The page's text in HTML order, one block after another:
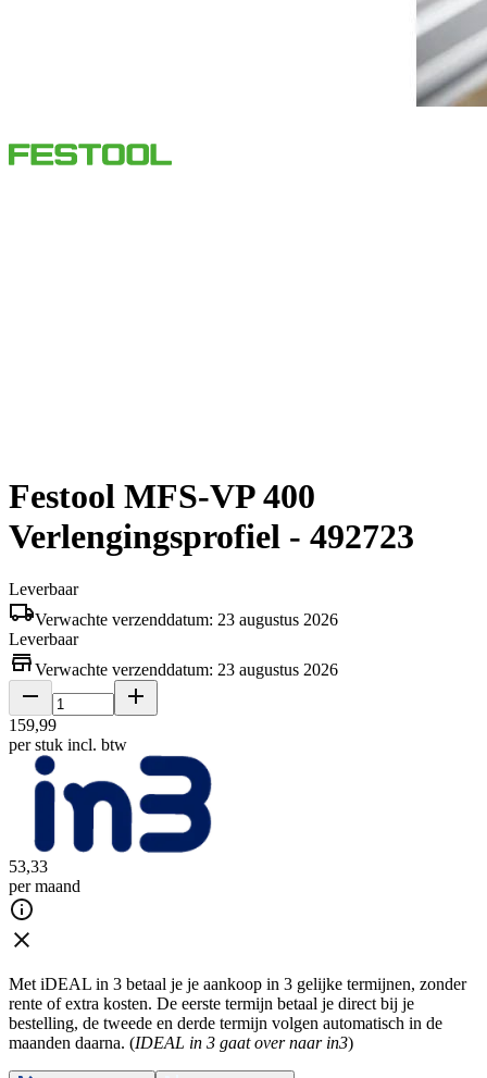
Festool MFS-VP 400
Verlengingsprofiel - 492723
Leverbaar
Verwachte verzenddatum: 23 augustus 2026
Leverbaar
Verwachte verzenddatum: 23 augustus 2026
159,99
per stuk incl. btw
53,33
per maand
Met iDEAL in 3 betaal je je aankoop in 3 gelijke termijnen, zonder
rente of extra kosten. De eerste termijn betaal je direct bij je
bestelling, de tweede en derde termijn volgen automatisch in de
maanden daarna. (IDEAL in 3 gaat over naar in3)